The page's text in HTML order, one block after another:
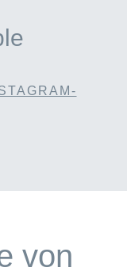
von